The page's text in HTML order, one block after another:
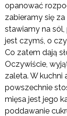
opanować
zabieramy się
stawiamy na sól,
jest czymś, o
Co zatem dają
Oczywiście,
zaleta. W kuchni
powszechnie
mięsa jest jego
poddawanie